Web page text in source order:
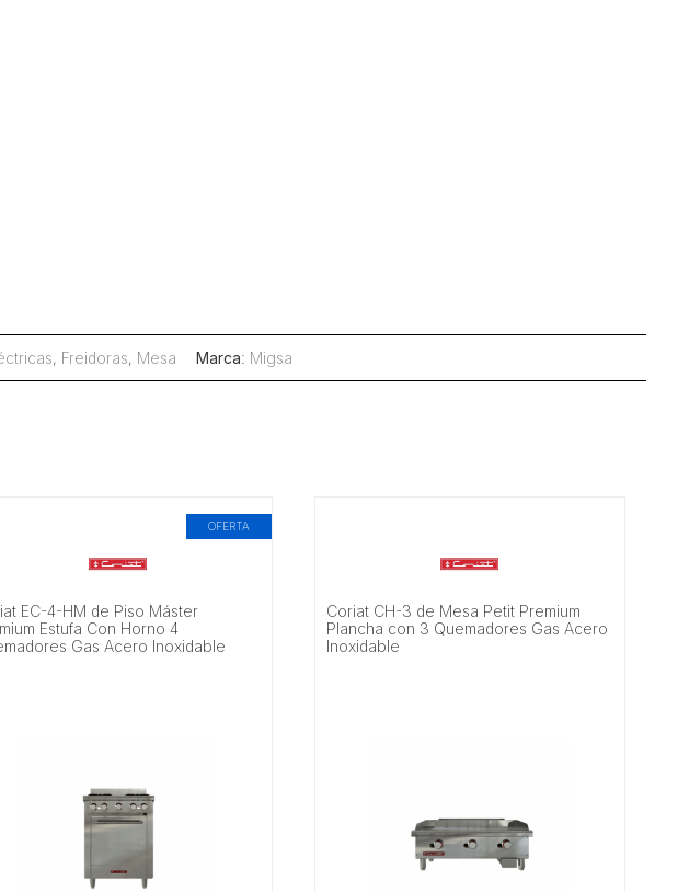
, Freidoras, Mesa Marca: Migsa
OFERTA
EC-4-HM de Piso Máster
Estufa Con Horno 4
Gas Acero Inoxidable
Coriat CH-3 de Mesa Petit Premium
Plancha con 3 Quemadores Gas Acero
Inoxidable